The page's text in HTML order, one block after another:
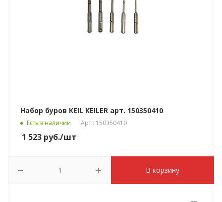
Набор буров KEIL KEILER арт. 150350410
Есть в наличии Арт.: 150350410
1 523 руб./шт
В корзину